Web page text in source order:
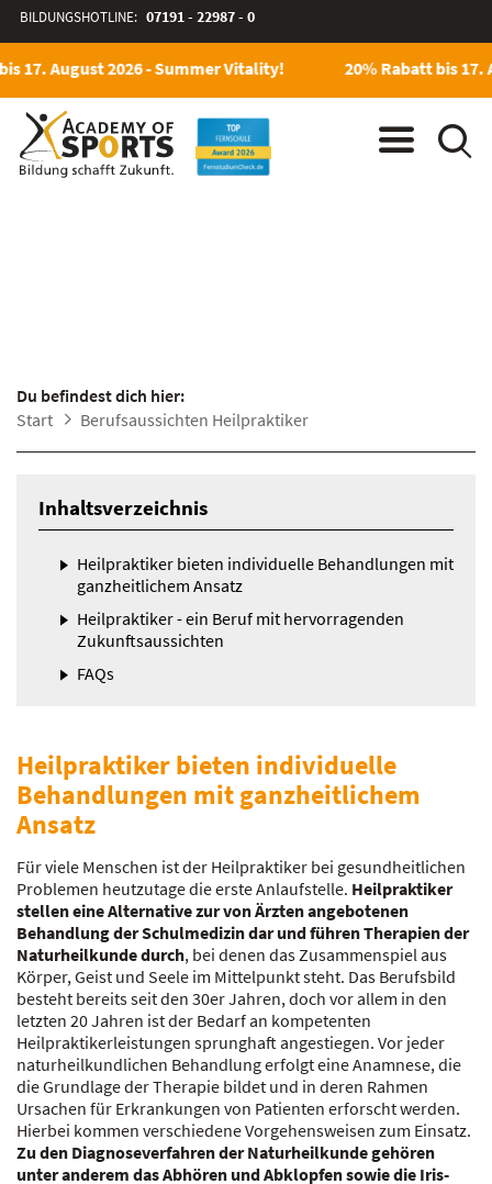
BILDUNGSHOTLINE: 07191 - 22987 - 0
17. August 2026 - Summer Vitality! 20% Rabatt bis 17.
Du befindest dich hier:
Start
Berufsaussichten Heilpraktiker
Inhaltsverzeichnis
Heilpraktiker bieten individuelle Behandlungen mit
ganzheitlichem Ansatz
Heilpraktiker - ein Beruf mit hervorragenden
Zukunftsaussichten
FAQs
Heilpraktiker bieten individuelle
Behandlungen mit ganzheitlichem
Ansatz
Für viele Menschen ist der Heilpraktiker bei gesundheitlichen
Problemen heutzutage die erste Anlaufstelle. Heilpraktiker
stellen eine Alternative zur von Ärzten angebotenen
Behandlung der Schulmedizin dar und führen Therapien der
Naturheilkunde durch, bei denen das Zusammenspiel aus
Körper, Geist und Seele im Mittelpunkt steht. Das Berufsbild
besteht bereits seit den 30er Jahren, doch vor allem in den
letzten 20 Jahren ist der Bedarf an kompetenten
Heilpraktikerleistungen sprunghaft angestiegen. Vor jeder
naturheilkundlichen Behandlung erfolgt eine Anamnese, die
die Grundlage der Therapie bildet und in deren Rahmen
Ursachen für Erkrankungen von Patienten erforscht werden.
Hierbei kommen verschiedene Vorgehensweisen zum Einsatz.
Zu den Diagnoseverfahren der Naturheilkunde gehören
unter anderem das Abhören und Abklopfen sowie die Iris-